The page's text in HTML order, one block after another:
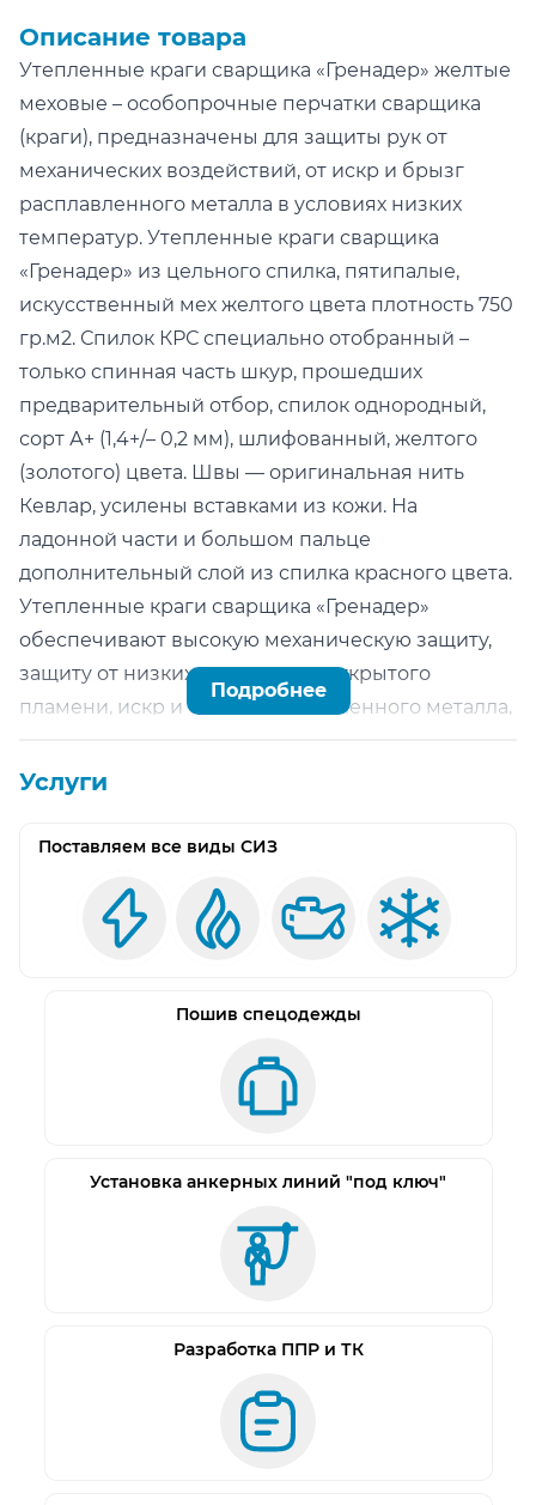
Описание товара
Утепленные краги сварщика «Гренадер» желтые
меховые – особопрочные перчатки сварщика
(краги), предназначены для защиты рук от
механических воздействий, от искр и брызг
расплавленного металла в условиях низких
температур. Утепленные краги сварщика
«Гренадер» из цельного спилка, пятипалые,
искусственный мех желтого цвета плотность 750
гр.м2. Спилок КРС специально отобранный –
только спинная часть шкур, прошедших
предварительный отбор, спилок однородный,
сорт А+ (1,4+/– 0,2 мм), шлифованный, желтого
(золотого) цвета. Швы — оригинальная нить
Кевлар, усилены вставками из кожи. На
ладонной части и большом пальце
дополнительный слой из спилка красного цвета.
Утепленные краги сварщика «Гренадер»
обеспечивают высокую механическую защиту,
защиту от низких температур, открытого
пламени, искр и брызг расплавленного металла,
предназначены для проведения сварочных
механическими нагрузками в условиях низких
для продолжительного ношения в условиях
низких температур, во всех климатических
соответствии с рекомендациями стандарта ТР ТС
влажность, ветер, интенсивность нагрузок. При
температурах ниже -40С продолжительное
Кроме того у краги специальная конструкция
зимнее время — широкий манжет позволяет
заправлять рукава зимней одежды в крагу, а
дополнительную перчатку в качестве
использовать для тяжелых работ, связанных с
риском пореза. Перчатка проницаема для
Подробнее
Услуги
Поставляем все виды СИЗ
Пошив спецодежды
Установка анкерных линий "под ключ"
Разработка ППР и ТК